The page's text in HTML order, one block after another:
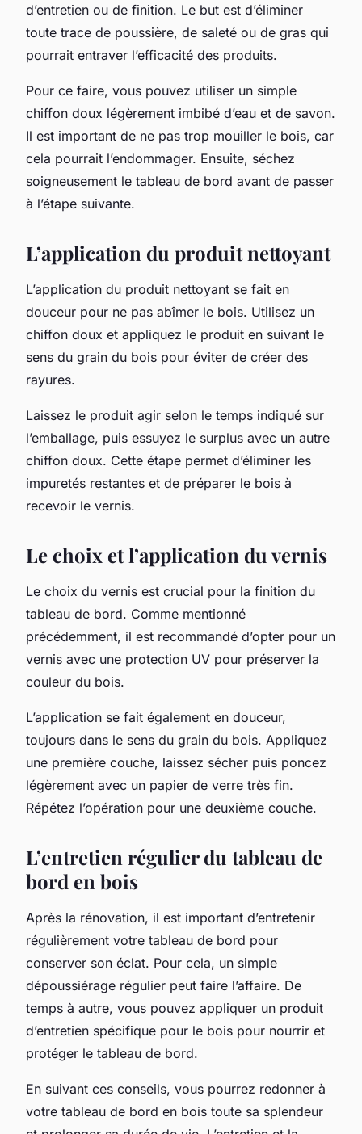
d’entretien ou de finition. Le but est d’éliminer
toute trace de poussière, de saleté ou de gras qui
pourrait entraver l’efficacité des produits.
Pour ce faire, vous pouvez utiliser un simple
chiffon doux légèrement imbibé d’eau et de savon.
Il est important de ne pas trop mouiller le bois, car
cela pourrait l’endommager. Ensuite, séchez
soigneusement le tableau de bord avant de passer
à l’étape suivante.
L’application du produit nettoyant
L’application du produit nettoyant se fait en
douceur pour ne pas abîmer le bois. Utilisez un
chiffon doux et appliquez le produit en suivant le
sens du grain du bois pour éviter de créer des
rayures.
Laissez le produit agir selon le temps indiqué sur
l’emballage, puis essuyez le surplus avec un autre
chiffon doux. Cette étape permet d’éliminer les
impuretés restantes et de préparer le bois à
recevoir le vernis.
Le choix et l’application du vernis
Le choix du vernis est crucial pour la finition du
tableau de bord. Comme mentionné
précédemment, il est recommandé d’opter pour un
vernis avec une protection UV pour préserver la
couleur du bois.
L’application se fait également en douceur,
toujours dans le sens du grain du bois. Appliquez
une première couche, laissez sécher puis poncez
légèrement avec un papier de verre très fin.
Répétez l’opération pour une deuxième couche.
L’entretien régulier du tableau de
bord en bois
Après la rénovation, il est important d’entretenir
régulièrement votre tableau de bord pour
conserver son éclat. Pour cela, un simple
dépoussiérage régulier peut faire l’affaire. De
temps à autre, vous pouvez appliquer un produit
d’entretien spécifique pour le bois pour nourrir et
protéger le tableau de bord.
En suivant ces conseils, vous pourrez redonner à
votre tableau de bord en bois toute sa splendeur